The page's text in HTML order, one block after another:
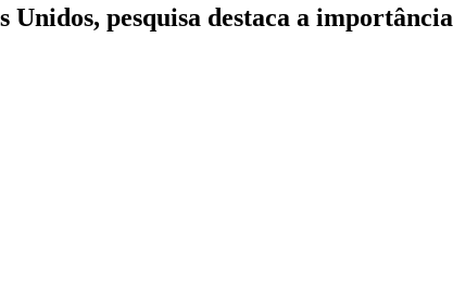
Unidos, pesquisa destaca a